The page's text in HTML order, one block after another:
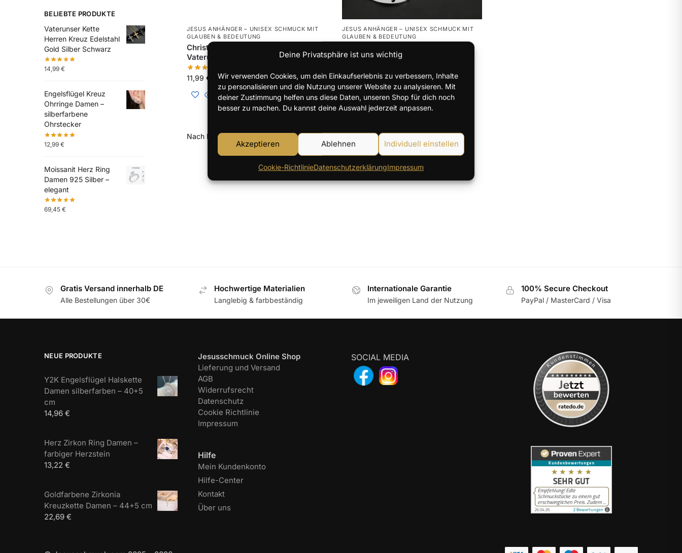
Deine Privatsphäre ist uns wichtig
Wir verwenden Cookies, um dein Einkaufserlebnis zu verbessern, Inhalte
zu personalisieren und die Nutzung unserer Website zu analysieren. Mit
deiner Zustimmung helfen uns diese Daten, unseren Shop für dich noch
besser zu machen. Du kannst deine Auswahl jederzeit anpassen.
Akzeptieren Ablehnen Individuell einstellen
Cookie-RichtlinieDatenschutzerklärungImpressum
JESUS ANHÄNGER – UNISEX SCHMUCK MIT
GLAUBEN & BEDEUTUNG
Christliche Hundemarke Kette mit
Vaterunser und Kreuz
11,99 €
JESUS ANHÄNGER – UNISEX SCHMUCK MIT
GLAUBEN & BEDEUTUNG
Christliche Hundemarke Edelstahl
9,99€
Alle 2 Ergebnisse werden angezeigt
BELIEBTE PRODUKTE
Vaterunser Kette
Herren Kreuz Edelstahl
Gold Silber Schwarz
14,99 €
Engelsflügel Kreuz
Ohrringe Damen –
silberfarbene
Ohrstecker
12,99 €
Moissanit Herz Ring
Damen 925 Silber –
elegant
69,45 €
Gratis Versand innerhalb DE
Alle Bestellungen über 30€
Hochwertige Materialien
Langlebig & farbbeständig
Internationale Garantie
Im jeweiligen Land der Nutzung
100% Secure Checkout
PayPal / MasterCard / Visa
NEUE PRODUKTE
Y2K Engelsflügel Halskette
Damen silberfarben – 40+5
cm
14,96 €
Herz Zirkon Ring Damen –
farbiger Herzstein
13,22 €
Goldfarbene Zirkonia
Kreuzkette Damen – 44+5 cm
22,69 €
Jesusschmuck Online Shop
Lieferung und Versand
AGB
Widerrufsrecht
Datenschutz
Cookie Richtlinie
Impressum
Hilfe
Mein Kundenkonto
Hilfe-Center
Kontakt
Über uns
SOCIAL MEDIA